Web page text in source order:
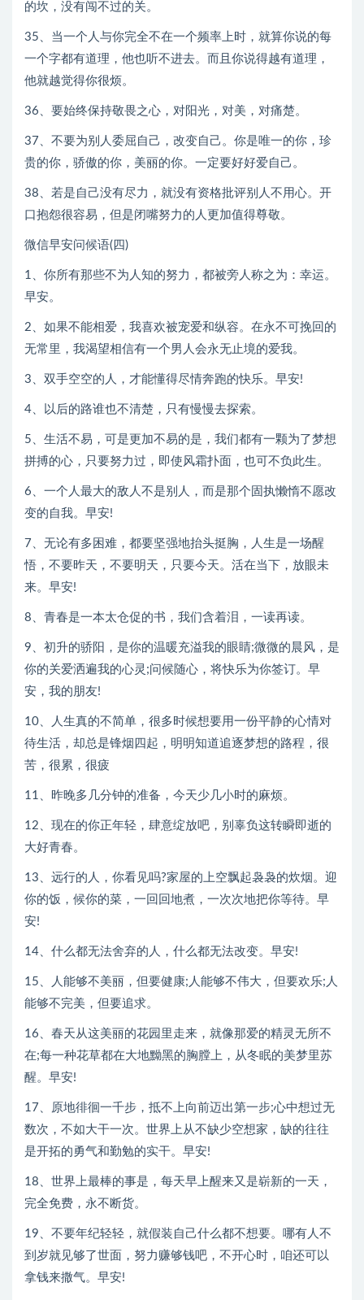
的坎，没有闯不过的关。
35、当一个人与你完全不在一个频率上时，就算你说的每
一个字都有道理，他也听不进去。而且你说得越有道理，
他就越觉得你很烦。
36、要始终保持敬畏之心，对阳光，对美，对痛楚。
37、不要为别人委屈自己，改变自己。你是唯一的你，珍
贵的你，骄傲的你，美丽的你。一定要好好爱自己。
38、若是自己没有尽力，就没有资格批评别人不用心。开
口抱怨很容易，但是闭嘴努力的人更加值得尊敬。
微信早安问候语(四)
1、你所有那些不为人知的努力，都被旁人称之为：幸运。
早安。
2、如果不能相爱，我喜欢被宠爱和纵容。在永不可挽回的
无常里，我渴望相信有一个男人会永无止境的爱我。
3、双手空空的人，才能懂得尽情奔跑的快乐。早安!
4、以后的路谁也不清楚，只有慢慢去探索。
5、生活不易，可是更加不易的是，我们都有一颗为了梦想
拼搏的心，只要努力过，即使风霜扑面，也可不负此生。
6、一个人最大的敌人不是别人，而是那个固执懒惰不愿改
变的自我。早安!
7、无论有多困难，都要坚强地抬头挺胸，人生是一场醒
悟，不要昨天，不要明天，只要今天。活在当下，放眼未
来。早安!
8、青春是一本太仓促的书，我们含着泪，一读再读。
9、初升的骄阳，是你的温暖充溢我的眼睛;微微的晨风，是
你的关爱洒遍我的心灵;问候随心，将快乐为你签订。早
安，我的朋友!
10、人生真的不简单，很多时候想要用一份平静的心情对
待生活，却总是锋烟四起，明明知道追逐梦想的路程，很
苦，很累，很疲
11、昨晚多几分钟的准备，今天少几小时的麻烦。
12、现在的你正年轻，肆意绽放吧，别辜负这转瞬即逝的
大好青春。
13、远行的人，你看见吗?家屋的上空飘起袅袅的炊烟。迎
你的饭，候你的菜，一回回地煮，一次次地把你等待。早
安!
14、什么都无法舍弃的人，什么都无法改变。早安!
15、人能够不美丽，但要健康;人能够不伟大，但要欢乐;人
能够不完美，但要追求。
16、春天从这美丽的花园里走来，就像那爱的精灵无所不
在;每一种花草都在大地黝黑的胸膛上，从冬眠的美梦里苏
醒。早安!
17、原地徘徊一千步，抵不上向前迈出第一步;心中想过无
数次，不如大干一次。世界上从不缺少空想家，缺的往往
是开拓的勇气和勤勉的实干。早安!
18、世界上最棒的事是，每天早上醒来又是崭新的一天，
完全免费，永不断货。
19、不要年纪轻轻，就假装自己什么都不想要。哪有人不
到岁就见够了世面，努力赚够钱吧，不开心时，咱还可以
拿钱来撒气。早安!